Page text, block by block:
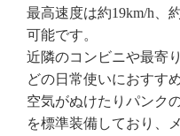
最高速度は約19km/h、
可能です。
近隣のコンビニや最寄
どの日常使いにおすす
空気がぬけたりパンク
を標準装備しており、